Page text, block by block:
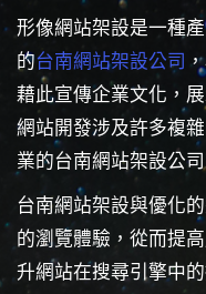
形像網站架設是一種
的台南網站架設公司
藉此宣傳企業文化，
網站開發涉及許多複
業的台南網站架設公司
台南網站架設與優化
的瀏覽體驗，從而提
升網站在搜尋引擎中